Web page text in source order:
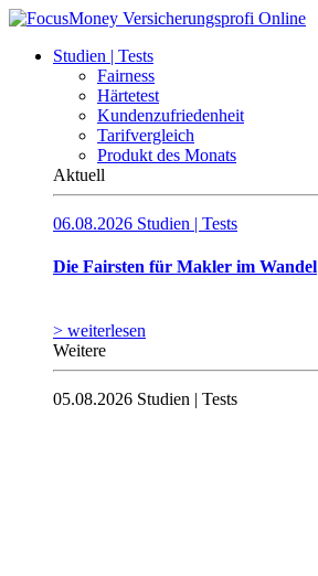
Studien | Tests
Fairness
Härtetest
Kundenzufriedenheit
Tarifvergleich
Produkt des Monats
Aktuell
06.08.2026 Studien | Tests
Die Fairsten für Makler im Wandel
> weiterlesen
Weitere
05.08.2026 Studien | Tests